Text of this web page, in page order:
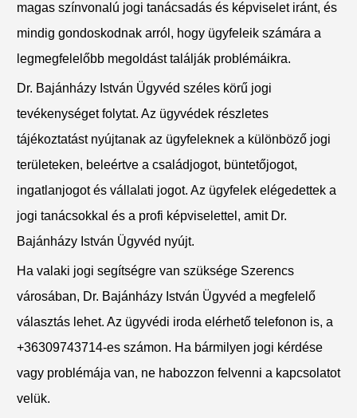
magas színvonalú jogi tanácsadás és képviselet iránt, és
mindig gondoskodnak arról, hogy ügyfeleik számára a
legmegfelelőbb megoldást találják problémáikra.
Dr. Bajánházy István Ügyvéd széles körű jogi
tevékenységet folytat. Az ügyvédek részletes
tájékoztatást nyújtanak az ügyfeleknek a különböző jogi
területeken, beleértve a családjogot, büntetőjogot,
ingatlanjogot és vállalati jogot. Az ügyfelek elégedettek a
jogi tanácsokkal és a profi képviselettel, amit Dr.
Bajánházy István Ügyvéd nyújt.
Ha valaki jogi segítségre van szüksége Szerencs
városában, Dr. Bajánházy István Ügyvéd a megfelelő
választás lehet. Az ügyvédi iroda elérhető telefonon is, a
+36309743714-es számon. Ha bármilyen jogi kérdése
vagy problémája van, ne habozzon felvenni a kapcsolatot
velük.